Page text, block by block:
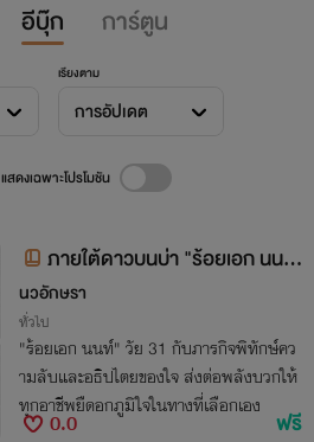
อีบุ๊ก การ์ตูน
เรียงตาม
การอัปเดต
แสดงเฉพาะโปรโมชัน
ภายใต้ดาวบนบ่า "ร้อยเอก นนท
์"
นวอักษรา
ทั่วไป
"ร้อยเอก นนท์" วัย 31 กับภารกิจพิทักษ์คว
ามลับและอธิปไตยของใจ ส่งต่อพลังบวกให้
ทุกอาชีพยืดอกภูมิใจในทางที่เลือกเอง
0.0
ฟรี